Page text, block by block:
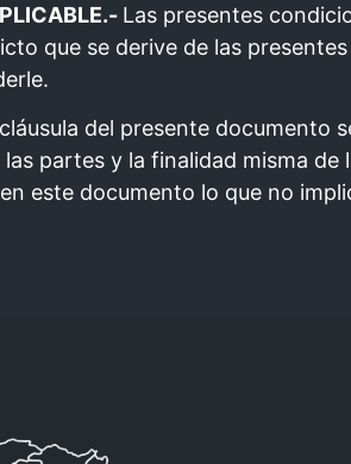
Las presentes
que se derive de las
del presente documento
partes y la finalidad misma de
este documento lo que no